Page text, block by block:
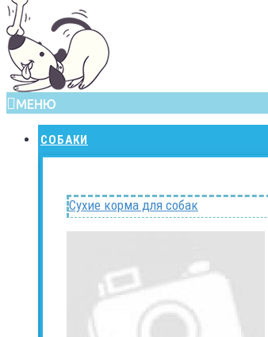
МЕНЮ
СОБАКИ
Сухие корма для собак